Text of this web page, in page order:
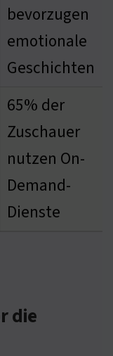
bevorzugen
emotionale
Geschichten
65% der
Zuschauer
nutzen On-
Demand-
Dienste
die